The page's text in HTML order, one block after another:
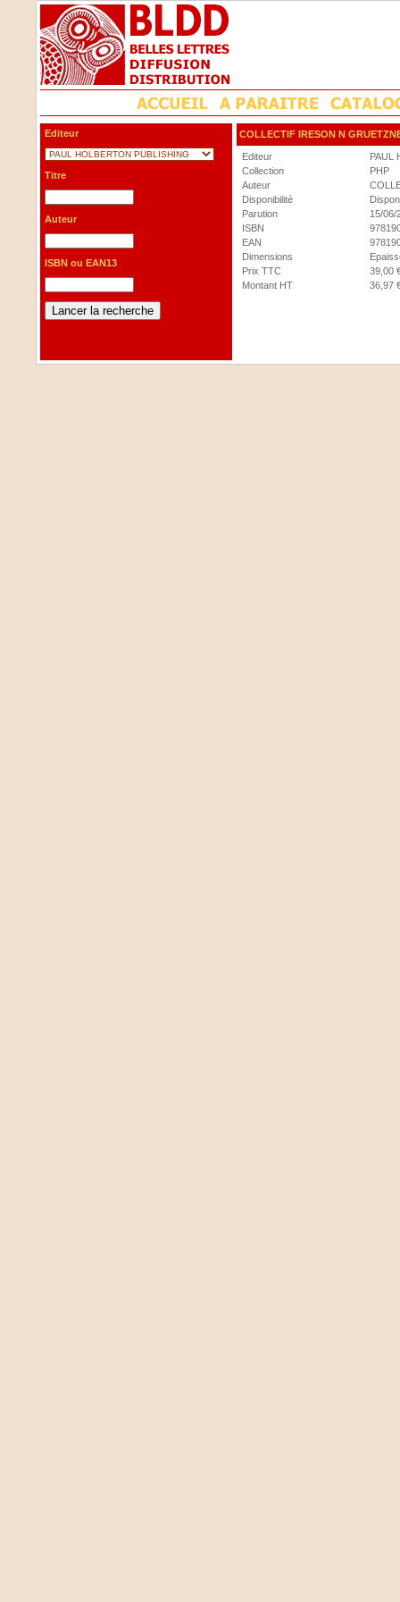
Editeur
Titre
Auteur
ISBN ou EAN13
COLLECTIF IRESON N
Editeur
PAUL
Collection
PHP
Auteur
Disponibilité
Parution
15/06/
ISBN
EAN
Dimensions
Prix TTC
39,00
Montant HT
36,97